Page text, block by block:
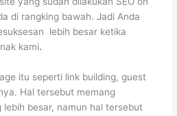
di rangking bawah. Jadi Anda
lebih besar ketika
kami.
itu seperti link building, guest
Hal tersebut memang
besar, namun hal tersebut